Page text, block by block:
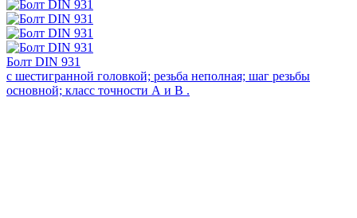
Болт DIN 931
с шестигранной головкой; резьба неполная; шаг резьбы
основной; класс точности А и В .